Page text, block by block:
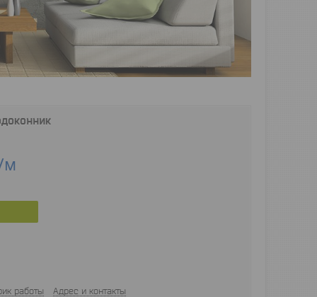
работы Адрес и контакты